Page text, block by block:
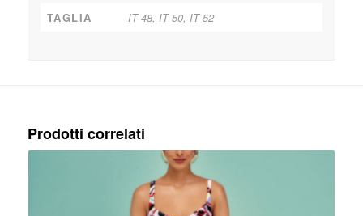
TAGLIA
IT 48, IT 50, IT 52
Prodotti correlati